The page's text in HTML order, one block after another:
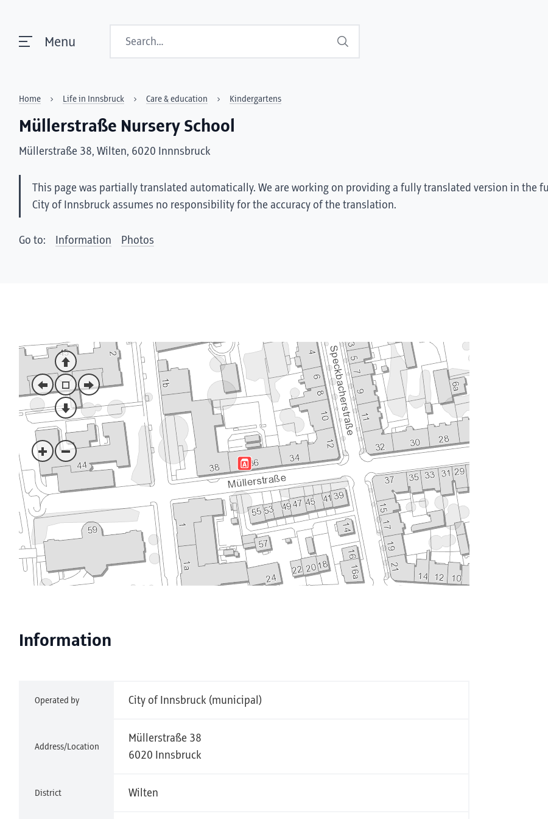
Menu Search
Home Life in Innsbruck Care & education Kindergartens
Müllerstraße Nursery School
Müllerstraße 38, Wilten, 6020 Innnsbruck
This page was partially translated automatically. We are working on providing a fully translated version in the
City of Innsbruck assumes no responsibility for the accuracy of the translation.
Go to: Information Photos
Information
Operated by City of Innsbruck (municipal)
Address/Location
Müllerstraße 38
6020 Innsbruck
District Wilten